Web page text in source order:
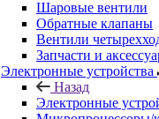
Шаровые вентили
Обратные клапаны
Вентили
Запчасти и
Электронные устройства
Назад
Электронные